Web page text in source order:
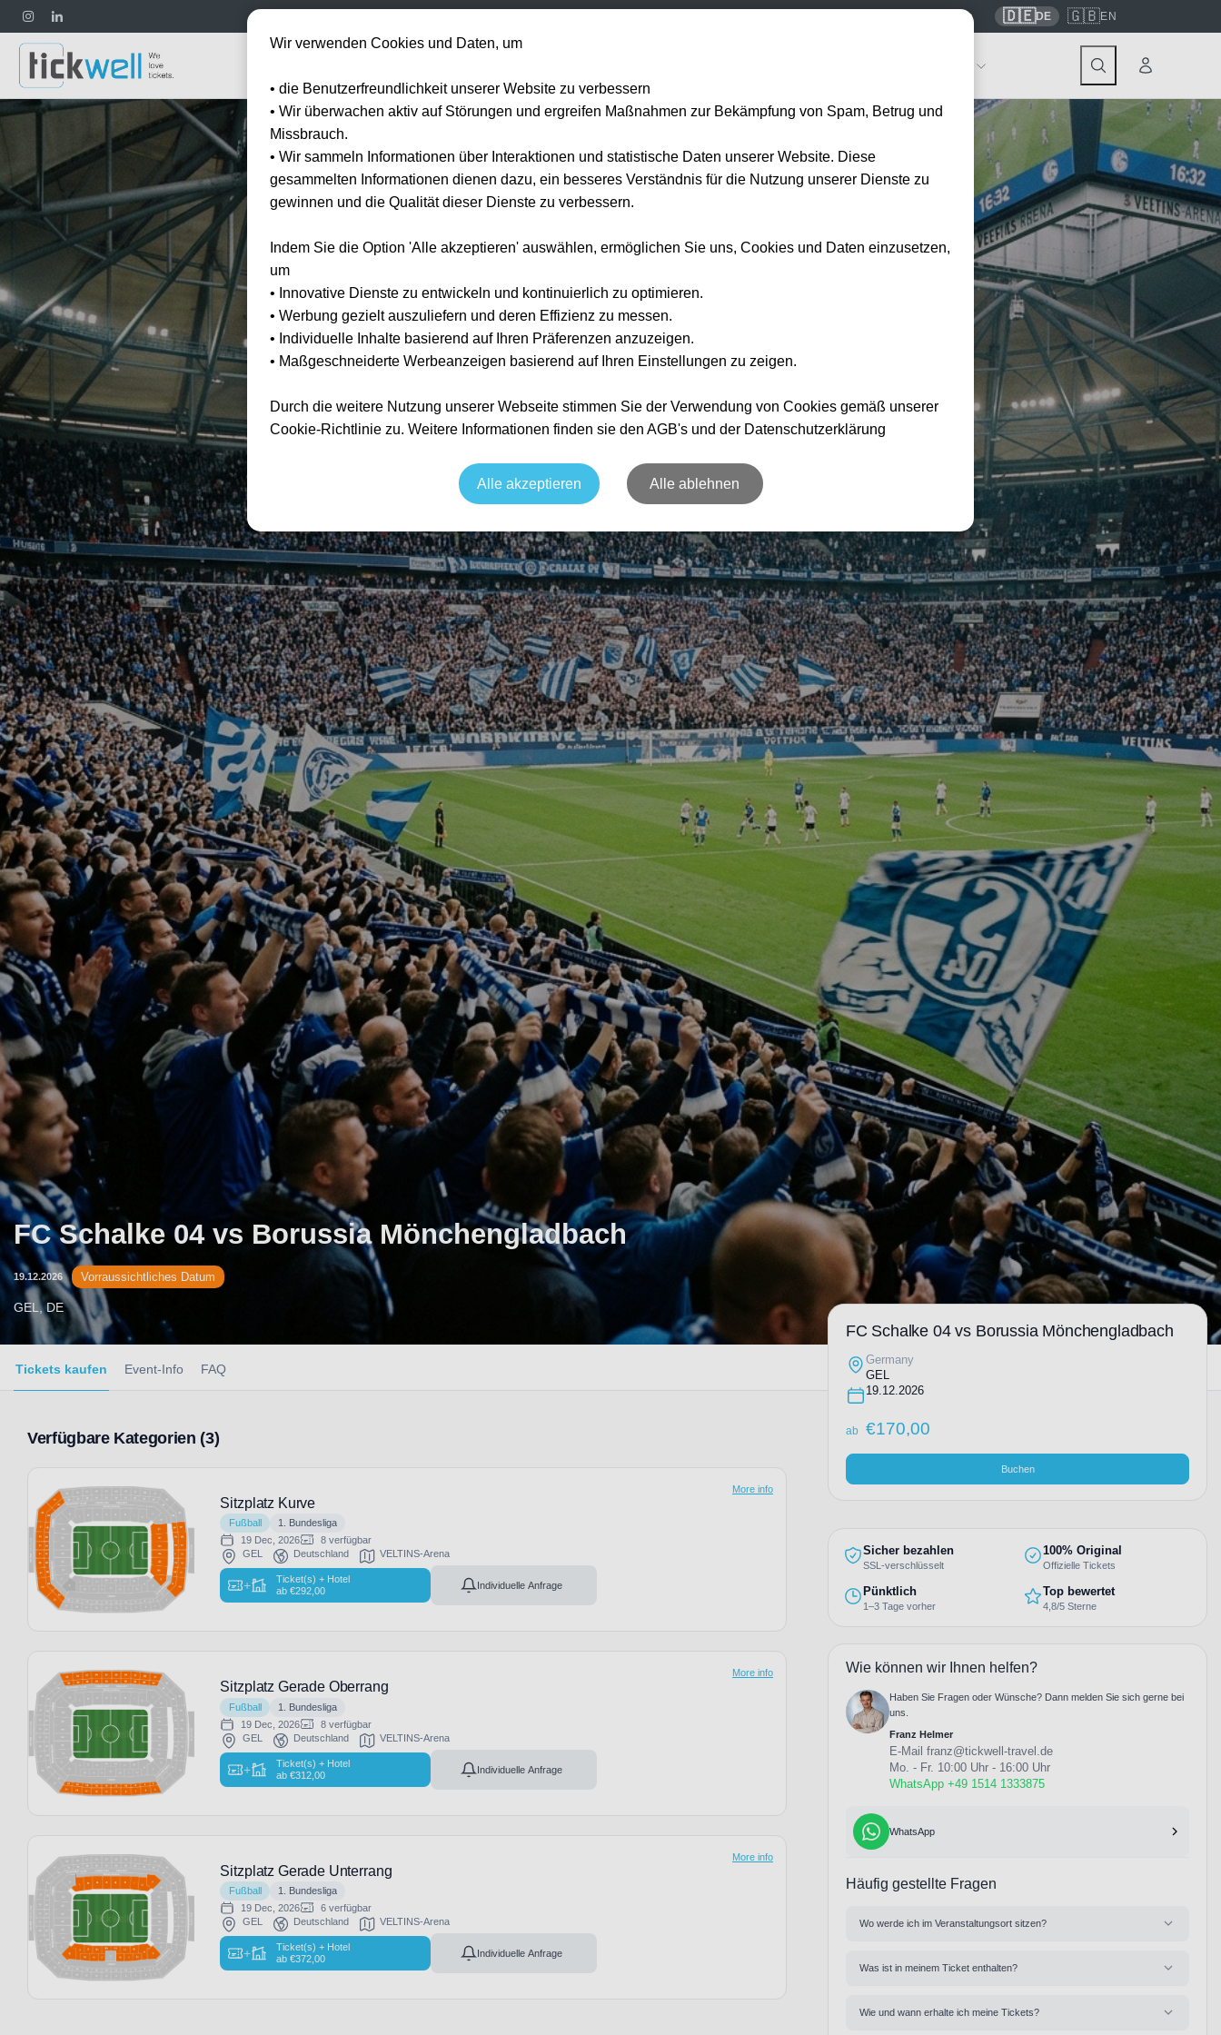
contact@tickwell-travel.de 🇩🇪DE 🇬🇧EN
FC Schalke 04 vs Borussia Mönchengladbach
19.12.2026 Vorraussichtliches Datum
GEL, DE
Tickets kaufen Event-Info FAQ
Verfügbare Kategorien (3)
Sitzplatz Kurve
Fußball
1. Bundesliga
19 Dec, 2026
8 verfügbar
GEL
Deutschland VELTINS-Arena
+
Ticket(s) + Hotel
ab€292,00 Individuelle Anfrage
More info
Sitzplatz Gerade Oberrang
Fußball
1. Bundesliga
19 Dec, 2026
8 verfügbar
GEL
Deutschland VELTINS-Arena
+
Ticket(s) + Hotel
ab€312,00 Individuelle Anfrage
More info
Sitzplatz Gerade Unterrang
Fußball
1. Bundesliga
19 Dec, 2026
6 verfügbar
GEL
Deutschland VELTINS-Arena
+
Ticket(s) + Hotel
ab€372,00 Individuelle Anfrage
More info
FC Schalke 04 vs Borussia Mönchengladbach
Germany
GEL
19.12.2026
ab €170,00
Buchen
Sicher bezahlen
SSL-verschlüsselt
100% Original
Offizielle Tickets
Pünktlich
1–3 Tage vorher
Top bewertet
4,8/5 Sterne
Wie können wir Ihnen helfen?
Haben Sie Fragen oder Wünsche? Dann melden Sie sich gerne bei
uns.
Franz Helmer
E-Mail franz@tickwell-travel.de
Mo. - Fr. 10:00 Uhr - 16:00 Uhr
WhatsApp +49 1514 1333875
WhatsApp
Häufig gestellte Fragen
Wo werde ich im Veranstaltungsort sitzen?
Was ist in meinem Ticket enthalten?
Wie und wann erhalte ich meine Tickets?
Wir verwenden Cookies und Daten, um
• die Benutzerfreundlichkeit unserer Website zu verbessern
• Wir überwachen aktiv auf Störungen und ergreifen Maßnahmen zur Bekämpfung von Spam, Betrug und
Missbrauch.
• Wir sammeln Informationen über Interaktionen und statistische Daten unserer Website. Diese
gesammelten Informationen dienen dazu, ein besseres Verständnis für die Nutzung unserer Dienste zu
gewinnen und die Qualität dieser Dienste zu verbessern.
Indem Sie die Option 'Alle akzeptieren' auswählen, ermöglichen Sie uns, Cookies und Daten einzusetzen,
um
• Innovative Dienste zu entwickeln und kontinuierlich zu optimieren.
• Werbung gezielt auszuliefern und deren Effizienz zu messen.
• Individuelle Inhalte basierend auf Ihren Präferenzen anzuzeigen.
• Maßgeschneiderte Werbeanzeigen basierend auf Ihren Einstellungen zu zeigen.
Durch die weitere Nutzung unserer Webseite stimmen Sie der Verwendung von Cookies gemäß unserer
Cookie-Richtlinie zu. Weitere Informationen finden sie den AGB's und der Datenschutzerklärung
Alle akzeptieren Alle ablehnen